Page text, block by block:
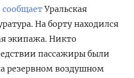
сообщает Уральская
На борту находился
экипажа. Никто
пассажиры были
резервном воздушном